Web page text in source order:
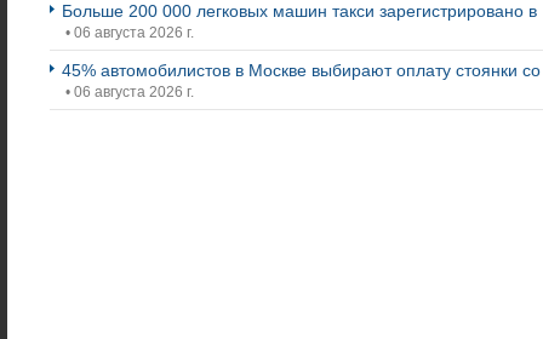
Больше 200 000 легковых машин такси зарегистрировано
• 06 августа 2026 г.
45% автомобилистов в Москве выбирают оплату стоянки
• 06 августа 2026 г.